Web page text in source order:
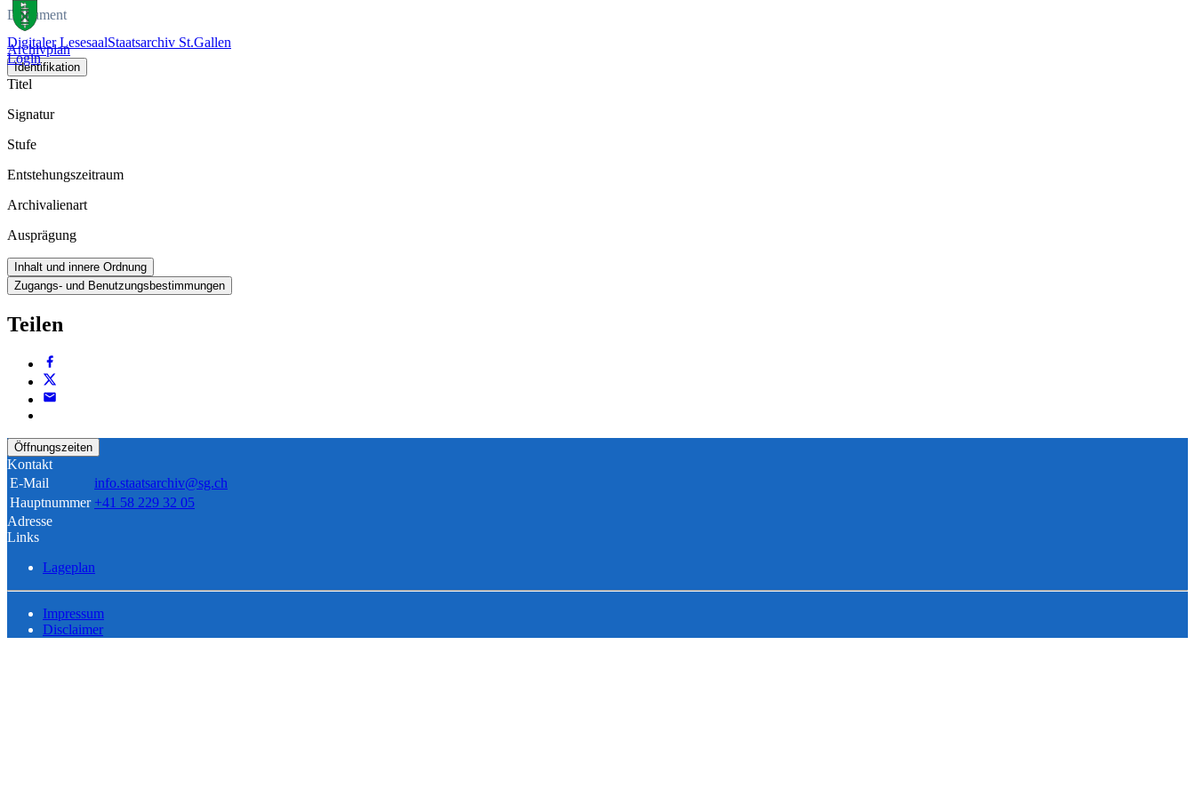
Digitaler LesesaalStaatsarchiv St.Gallen
Login
Dokument
Archivplan
Identifikation
Titel
Signatur
Stufe
Entstehungszeitraum
Archivalienart
Ausprägung
Inhalt und innere Ordnung
Zugangs- und Benutzungsbestimmungen
Teilen
Öffnungszeiten
Kontakt
E-Mail
info.staatsarchiv@sg.ch
Hauptnummer +41 58 229 32 05
Adresse
Links
Lageplan
Impressum
Disclaimer